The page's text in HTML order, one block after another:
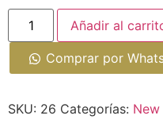
Añadir al
Comprar por
SKU: 26 Categorías: